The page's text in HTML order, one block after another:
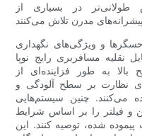
طولانی‌تر در بسیاری از
و ویژگی‌های نگهداری
نقلیه مسافربری رایج نوپا
به طور فزاینده‌ای از
نظارت بر سطح آلودگی و
می‌کنند. چنین سیستم‌هایی
و فیلتر را بر اساس شرایط
شده، توصیه کنند. این